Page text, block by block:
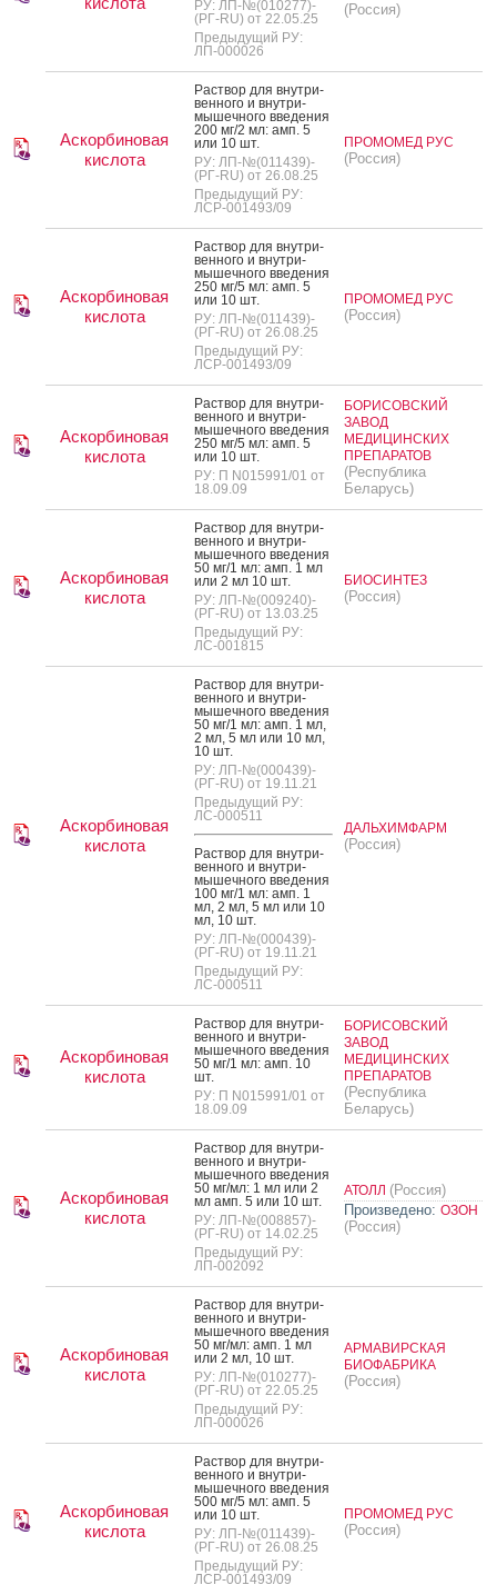
РУ: ЛП-№(010277)-
(РГ-RU) от 22.05.25
Предыдущий РУ:
ЛП-000026
(Россия)
Аскорбиновая
кислота
Рас­твор для внут­ри­
вен­но­го и внут­ри­
мышеч­но­го вве­дения
200 мг/2 мл: амп. 5
или 10 шт.
РУ: ЛП-№(011439)-
(РГ-RU) от 26.08.25
Предыдущий РУ:
ЛСР-001493/09
ПРОМОМЕД РУС
(Россия)
Аскорбиновая
кислота
Рас­твор для внут­ри­
вен­но­го и внут­ри­
мышеч­но­го вве­дения
250 мг/5 мл: амп. 5
или 10 шт.
РУ: ЛП-№(011439)-
(РГ-RU) от 26.08.25
Предыдущий РУ:
ЛСР-001493/09
ПРОМОМЕД РУС
(Россия)
Аскорбиновая
кислота
Рас­твор для внут­ри­
вен­но­го и внут­ри­
мышеч­но­го вве­дения
250 мг/5 мл: амп. 5
или 10 шт.
РУ: П N015991/01 от
18.09.09
БОРИСОВСКИЙ
ЗАВОД
МЕДИЦИНСКИХ
ПРЕПАРАТОВ
(Республика
Беларусь)
Аскорбиновая
кислота
Рас­твор для внут­ри­
вен­но­го и внут­ри­
мышеч­но­го вве­дения
50 мг/1 мл: амп. 1 мл
или 2 мл 10 шт.
РУ: ЛП-№(009240)-
(РГ-RU) от 13.03.25
Предыдущий РУ:
ЛС-001815
БИОСИНТЕЗ
(Россия)
Аскорбиновая
кислота
Рас­твор для внут­ри­
вен­но­го и внут­ри­
мышеч­но­го вве­дения
50 мг/1 мл: амп. 1 мл,
2 мл, 5 мл или 10 мл,
10 шт.
РУ: ЛП-№(000439)-
(РГ-RU) от 19.11.21
Предыдущий РУ:
ЛС-000511
Рас­твор для внут­ри­
вен­но­го и внут­ри­
мышеч­но­го вве­дения
100 мг/1 мл: амп. 1
мл, 2 мл, 5 мл или 10
мл, 10 шт.
РУ: ЛП-№(000439)-
(РГ-RU) от 19.11.21
Предыдущий РУ:
ЛС-000511
ДАЛЬХИМФАРМ
(Россия)
Аскорбиновая
кислота
Рас­твор для внут­ри­
вен­но­го и внут­ри­
мышеч­но­го вве­дения
50 мг/1 мл: амп. 10
шт.
РУ: П N015991/01 от
18.09.09
БОРИСОВСКИЙ
ЗАВОД
МЕДИЦИНСКИХ
ПРЕПАРАТОВ
(Республика
Беларусь)
Аскорбиновая
кислота
Рас­твор для внут­ри­
вен­но­го и внут­ри­
мышеч­но­го вве­дения
50 мг/мл: 1 мл или 2
мл амп. 5 или 10 шт.
РУ: ЛП-№(008857)-
(РГ-RU) от 14.02.25
Предыдущий РУ:
ЛП-002092
АТОЛЛ (Россия)
Произведено: ОЗОН
(Россия)
Аскорбиновая
кислота
Рас­твор для внут­ри­
вен­но­го и внут­ри­
мышеч­но­го вве­дения
50 мг/мл: амп. 1 мл
или 2 мл, 10 шт.
РУ: ЛП-№(010277)-
(РГ-RU) от 22.05.25
Предыдущий РУ:
ЛП-000026
АРМАВИРСКАЯ
БИОФАБРИКА
(Россия)
Аскорбиновая
кислота
Рас­твор для внут­ри­
вен­но­го и внут­ри­
мышеч­но­го вве­дения
500 мг/5 мл: амп. 5
или 10 шт.
РУ: ЛП-№(011439)-
(РГ-RU) от 26.08.25
Предыдущий РУ:
ЛСР-001493/09
ПРОМОМЕД РУС
(Россия)